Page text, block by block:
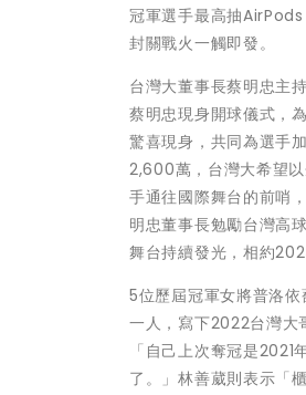
冠軍選手最高抽
封關戰火一觸即發。
台灣大董事長蔡明忠主
蔡明忠現身開球儀式，
驚喜現身，共同為選手
2,600萬，台灣大希望
手通往國際舞台的前哨
明忠董事長勉勵台灣高
舞台持續發光，相約
5位歷屆冠軍女將普洛
一人，寫下2022台灣大
「自己上次奪冠是
了。」林善葳則表示「